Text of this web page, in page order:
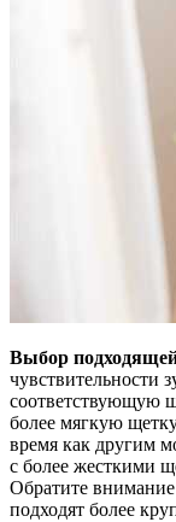
Выбор
чувствительности
соответствующую
более мягкую
время как другим
с более жесткими
Обратите
подходят более